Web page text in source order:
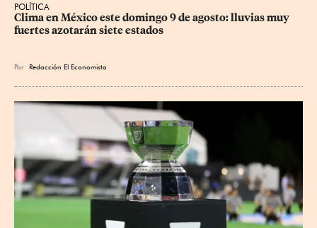
POLÍTICA
Clima en México este domingo 9 de agosto: lluvias muy
fuertes azotarán siete estados
Por Redacción El Economista